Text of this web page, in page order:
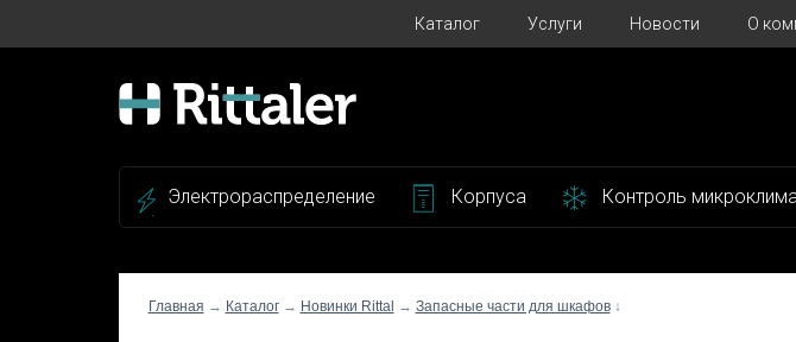
Каталог Услуги Новости О
Электрораспределение Корпуса Контроль
Главная → Каталог→ Новинки Rittal → Запасные части для шкафов↓